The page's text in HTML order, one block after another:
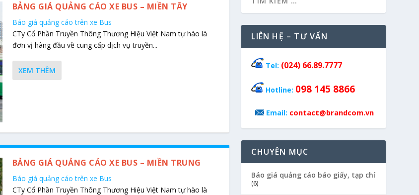
BẢNG GIÁ QUẢNG CÁO XE BUS – MIỀN TÂY
Báo giá quảng cáo trên xe Bus
CTy Cổ Phần Truyền Thông Thương Hiệu Việt Nam tự hào là
đơn vị hàng đầu về cung cấp dịch vụ truyền...
XEM THÊM
BẢNG GIÁ QUẢNG CÁO XE BUS – MIỀN TRUNG
Báo giá quảng cáo trên xe Bus
CTy Cổ Phần Truyền Thông Thương Hiệu Việt Nam tự hào là
LIÊN HỆ – TƯ VẤN
Tel: (024) 66.89.7777
Hotline: 098 145 8866
Email: contact@brandcom.vn
CHUYÊN MỤC
Báo giá quảng cáo báo giấy, tạp chí
(6)